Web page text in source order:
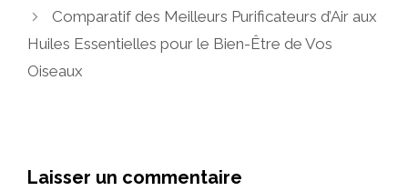
Comparatif des Meilleurs Purificateurs d’Air aux
Huiles Essentielles pour le Bien-Être de Vos
Oiseaux
Laisser un commentaire